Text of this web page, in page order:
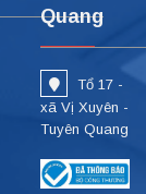
Quang
Tổ 17 -
xã Vị Xuyên -
Tuyên Quang